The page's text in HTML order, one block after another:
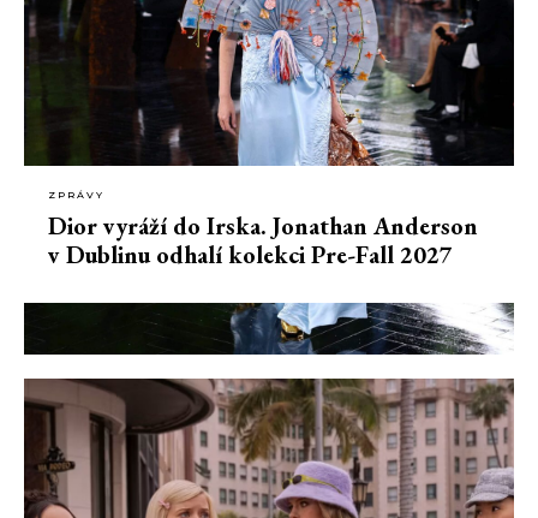
ZPRÁVY
Dior vyráží do Irska. Jonathan Anderson
v Dublinu odhalí kolekci Pre-Fall 2027